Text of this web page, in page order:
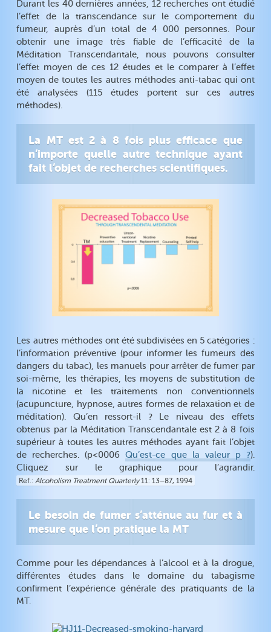
Durant les 40 dernières années, 12 recherches ont étudié
l’effet de la transcendance sur le comportement du
fumeur, auprès d’un total de 4 000 personnes. Pour
obtenir une image très fiable de l’efficacité de la
Méditation Transcendantale, nous pouvons consulter
l’effet moyen de ces 12 études et le comparer à l’effet
moyen de toutes les autres méthodes anti-tabac qui ont
été analysées (115 études portent sur ces autres
méthodes).
La MT est 2 à 8 fois plus efficace que
n’importe quelle autre technique ayant
fait l’objet de recherches scientifiques.
Les autres méthodes ont été subdivisées en 5 catégories :
l’information préventive (pour informer les fumeurs des
dangers du tabac), les manuels pour arrêter de fumer par
soi-même, les thérapies, les moyens de substitution de
la nicotine et les traitements non conventionnels
(acupuncture, hypnose, autres formes de relaxation et de
méditation). Qu’en ressort-il ? Le niveau des effets
obtenus par la Méditation Transcendantale est 2 à 8 fois
supérieur à toutes les autres méthodes ayant fait l’objet
de recherches. (p<0006Qu’est-ce que la valeur p ?).
Cliquez sur le graphique pour l’agrandir.
Ref. Alcoholism Treatment Quarterly11: 13–87, 1994
Le besoin de fumer s’atténue au fur et à
mesure que l’on pratique la MT
Comme pour les dépendances à l’alcool et à la drogue,
différentes études dans le domaine du tabagisme
confirment l’expérience générale des pratiquants de la
MT.